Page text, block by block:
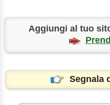
Aggiungi al tuo
Segnala